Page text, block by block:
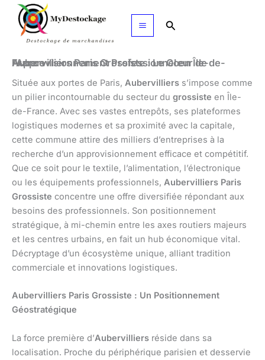
Aller
contenu
Rechercher
Aubervilliers Paris Grossiste : Le Cœur de l’Approvisionnement Professionnel en Île-de-France
Située aux portes de Paris, Aubervilliers s’impose comme
un pilier incontournable du secteur du grossiste en Île-
de-France. Avec ses vastes entrepôts, ses plateformes
logistiques modernes et sa proximité avec la capitale,
cette commune attire des milliers d’entreprises à la
recherche d’un approvisionnement efficace et compétitif.
Que ce soit pour le textile, l’alimentation, l’électronique
ou les équipements professionnels, Aubervilliers Paris
Grossiste concentre une offre diversifiée répondant aux
besoins des professionnels. Son positionnement
stratégique, à mi-chemin entre les axes routiers majeurs
et les centres urbains, en fait un hub économique vital.
Décryptage d’un écosystème unique, alliant tradition
commerciale et innovations logistiques.
Aubervilliers Paris Grossiste : Un Positionnement
Géostratégique
La force première d’Aubervilliers réside dans sa
localisation. Proche du périphérique parisien et desservie